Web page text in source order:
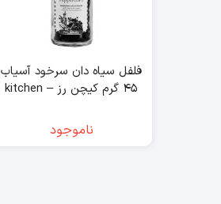
فلفل سیاه دان سرخود آسیاب
۴۵ گرم کیچن رز – kitchen
ناموجود